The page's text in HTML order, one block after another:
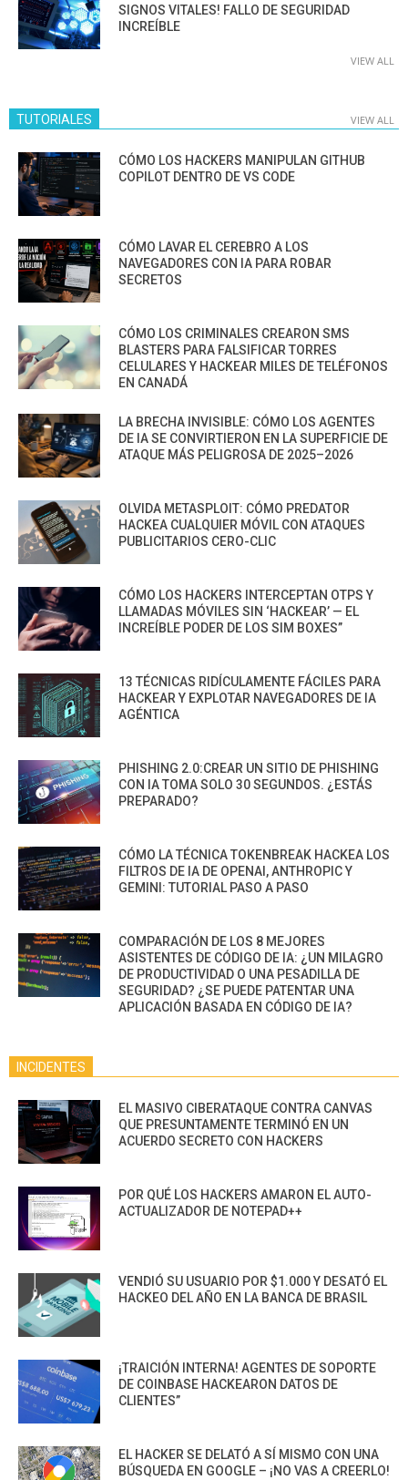
SIGNOS VITALES! FALLO DE SEGURIDAD
INCREÍBLE
VIEW ALL
TUTORIALES VIEW ALL
CÓMO LOS HACKERS MANIPULAN GITHUB
COPILOT DENTRO DE VS CODE
CÓMO LAVAR EL CEREBRO A LOS
NAVEGADORES CON IA PARA ROBAR
SECRETOS
CÓMO LOS CRIMINALES CREARON SMS
BLASTERS PARA FALSIFICAR TORRES
CELULARES Y HACKEAR MILES DE TELÉFONOS
EN CANADÁ
LA BRECHA INVISIBLE: CÓMO LOS AGENTES
DE IA SE CONVIRTIERON EN LA SUPERFICIE DE
ATAQUE MÁS PELIGROSA DE 2025–2026
OLVIDA METASPLOIT: CÓMO PREDATOR
HACKEA CUALQUIER MÓVIL CON ATAQUES
PUBLICITARIOS CERO-CLIC
CÓMO LOS HACKERS INTERCEPTAN OTPS Y
LLAMADAS MÓVILES SIN ‘HACKEAR’ — EL
INCREÍBLE PODER DE LOS SIM BOXES”
13 TÉCNICAS RIDÍCULAMENTE FÁCILES PARA
HACKEAR Y EXPLOTAR NAVEGADORES DE IA
AGÉNTICA
PHISHING 2.0:CREAR UN SITIO DE PHISHING
CON IA TOMA SOLO 30 SEGUNDOS. ¿ESTÁS
PREPARADO?
CÓMO LA TÉCNICA TOKENBREAK HACKEA LOS
FILTROS DE IA DE OPENAI, ANTHROPIC Y
GEMINI: TUTORIAL PASO A PASO
COMPARACIÓN DE LOS 8 MEJORES
ASISTENTES DE CÓDIGO DE IA: ¿UN MILAGRO
DE PRODUCTIVIDAD O UNA PESADILLA DE
SEGURIDAD? ¿SE PUEDE PATENTAR UNA
APLICACIÓN BASADA EN CÓDIGO DE IA?
INCIDENTES
EL MASIVO CIBERATAQUE CONTRA CANVAS
QUE PRESUNTAMENTE TERMINÓ EN UN
ACUERDO SECRETO CON HACKERS
POR QUÉ LOS HACKERS AMARON EL AUTO-
ACTUALIZADOR DE NOTEPAD++
VENDIÓ SU USUARIO POR $1.000 Y DESATÓ EL
HACKEO DEL AÑO EN LA BANCA DE BRASIL
¡TRAICIÓN INTERNA! AGENTES DE SOPORTE
DE COINBASE HACKEARON DATOS DE
CLIENTES”
EL HACKER SE DELATÓ A SÍ MISMO CON UNA
BÚSQUEDA EN GOOGLE – ¡NO VAS A CREERLO!